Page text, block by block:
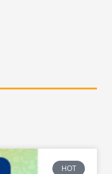
HOT